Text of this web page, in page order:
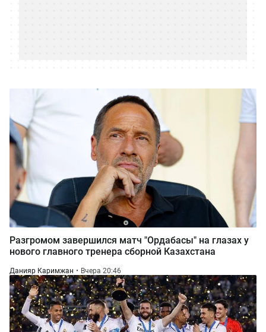
Разгромом завершился матч "Ордабасы" на глазах у
нового главного тренера сборной Казахстана
Данияр Каримжан Вчера 20:46